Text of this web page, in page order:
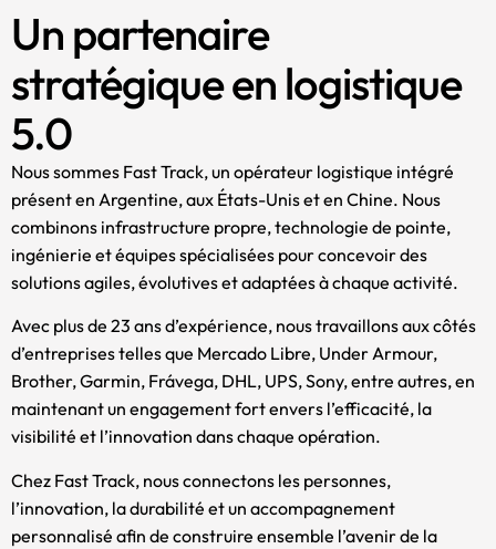
Un partenaire
stratégique en logistique
5.0
Nous sommes Fast Track, un opérateur logistique intégré
présent en Argentine, aux États-Unis et en Chine. Nous
combinons infrastructure propre, technologie de pointe,
ingénierie et équipes spécialisées pour concevoir des
solutions agiles, évolutives et adaptées à chaque activité.
Avec plus de 23 ans d’expérience, nous travaillons aux côtés
d’entreprises telles que Mercado Libre, Under Armour,
Brother, Garmin, Frávega, DHL, UPS, Sony, entre autres, en
maintenant un engagement fort envers l’efficacité, la
visibilité et l’innovation dans chaque opération.
Chez Fast Track, nous connectons les personnes,
l’innovation, la durabilité et un accompagnement
personnalisé afin de construire ensemble l’avenir de la